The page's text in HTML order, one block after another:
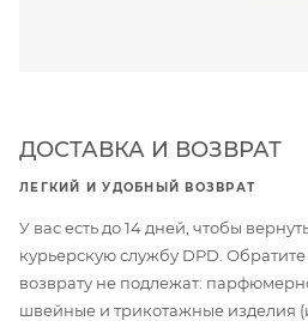
ДОСТАВКА И ВОЗВРАТ
ЛЕГКИЙ И УДОБНЫЙ ВОЗВРАТ
У вас есть до 14 дней, чтобы
курьерскую службу DPD.
возврату не подлежат:
швейные и трикотажные изделия